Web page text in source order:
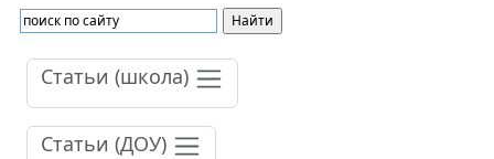
Статьи (школа)
Статьи (ДОУ)